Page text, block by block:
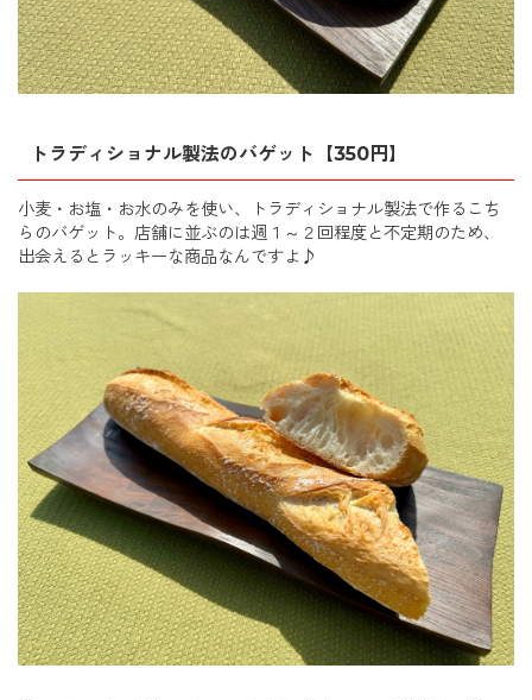
トラディショナル製法のバゲット【350円】
小麦・お塩・お水のみを使い、トラディショナル製法で作るこち
らのバゲット。店舗に並ぶのは週１～２回程度と不定期のため、
出会えるとラッキーな商品なんですよ♪